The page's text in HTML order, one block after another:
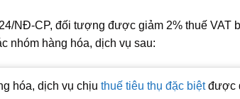
NĐ-CP, đối tượng được giảm 2% thuế VAT
nhóm hàng hóa, dịch vụ sau:
hóa, dịch vụ chịu thuế tiêu thụ đặc biệtđược